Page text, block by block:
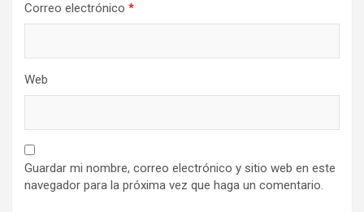
Correo electrónico *
Web
Guardar mi nombre, correo electrónico y sitio web en este
navegador para la próxima vez que haga un comentario.